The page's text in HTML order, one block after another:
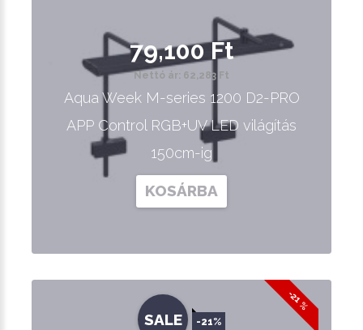
79,100 Ft
Nettó ár: 62,283 Ft
Aqua Week M-series 1200 D2-PRO
APP Control RGB+UV LED világítás
150cm-ig
KOSÁRBA
-21 %
SALE -21%